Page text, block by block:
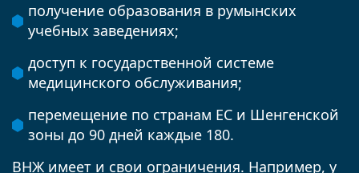
получение образования в румынских
учебных заведениях;
доступ к государственной системе
медицинского обслуживания;
перемещение по странам ЕС и Шенгенской
зоны до 90 дней каждые 180.
ВНЖ имеет и свои ограничения. Например, у